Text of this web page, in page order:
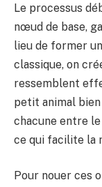
Le processus
nœud de base,
lieu de former
classique, on
ressemblent
petit animal
chacune entre
ce qui facilite la
Pour nouer ces